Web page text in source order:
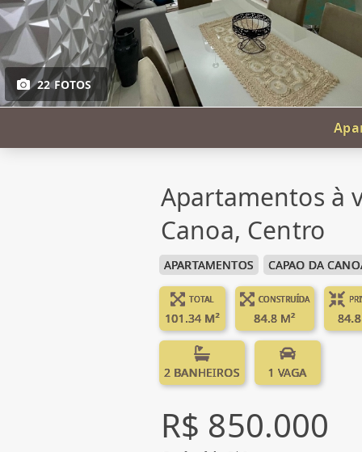
22 FOTOS
Apartamentos à
Canoa, Centro
APARTAMENTOS CAPAO DA
TOTAL
101.34 M²
CONSTRUÍDA
84.8 M²
2 BANHEIROS 1 VAGA
R$ 850.000